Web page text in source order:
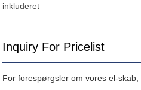
inkluderet
Inquiry For Pricelist
For forespørgsler om vores el-